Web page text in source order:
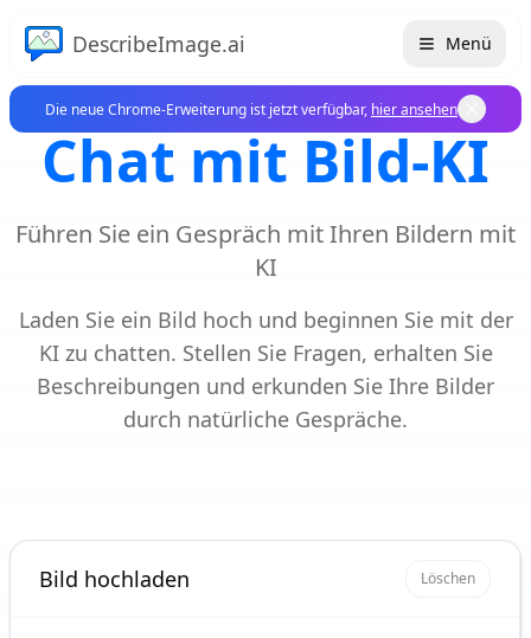
DescribeImage.ai Menü
Die neue Chrome-Erweiterung ist jetzt verfügbar, hier ansehen
Chat mit Bild-KI
Führen Sie ein Gespräch mit Ihren Bildern mit
KI
Laden Sie ein Bild hoch und beginnen Sie mit der
KI zu chatten. Stellen Sie Fragen, erhalten Sie
Beschreibungen und erkunden Sie Ihre Bilder
durch natürliche Gespräche.
Bild hochladen Löschen